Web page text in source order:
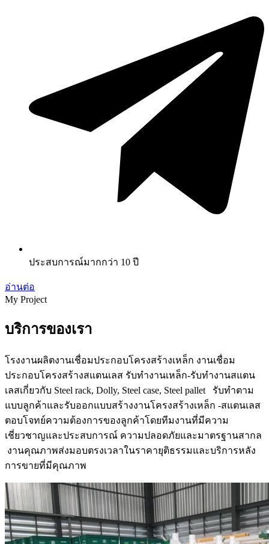
ประสบการณ์มากกว่า 10 ปี
อ่านต่อ
My Project
บริการของเรา
โรงงานผลิตงานเชื่อมประกอบโครงสร้างเหล็ก งานเชื่อม
ประกอบโครงสร้างสแตนเลส รับทำงานเหล็ก-รับทำงานสแตน
เลสเกี่ยวกับ Steel rack, Dolly, Steel case, Steel pallet รับทำตาม
แบบลูกค้าและรับออกแบบสร้างงานโครงสร้างเหล็ก -สแตนเลส
ตอบโจทย์ความต้องการของลูกค้าโดยทีมงานที่มีความ
เชี่ยวชาญและประสบการณ์ ความปลอดภัยและมาตรฐานสากล
งานคุณภาพส่งมอบตรงเวลาในราคายุติธรรมและบริการหลัง
การขายที่มีคุณภาพ